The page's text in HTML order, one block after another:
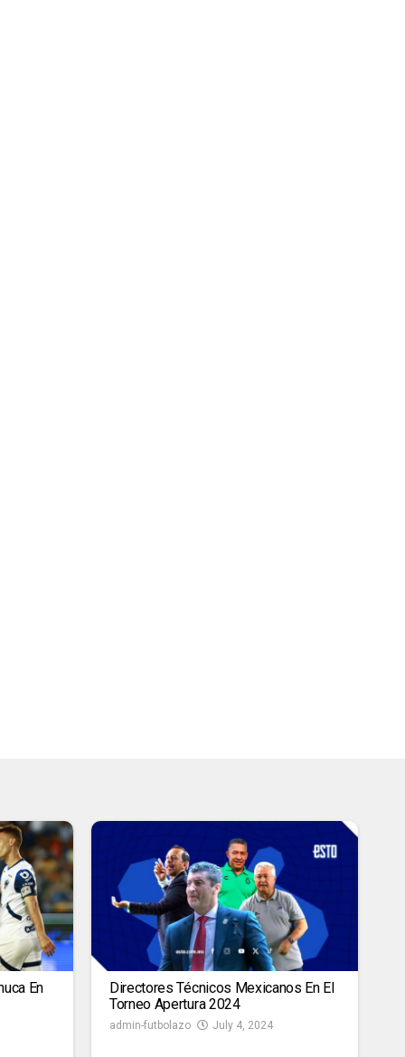
En
Directores Técnicos Mexicanos En El
Torneo Apertura 2024
admin-futbolazo July 4, 2024